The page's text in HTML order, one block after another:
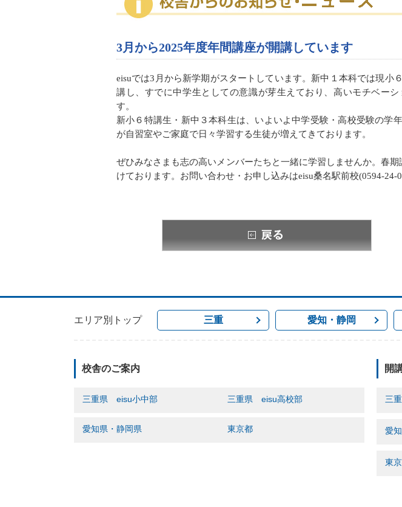
3月から2025年度年間講座が開講しています
eisuでは3月から新学期がスタートしています。新中１本科では現小
講し、すでに中学生としての意識が芽生えており、高いモチベー
す。
新小６特講生・新中３本科生は、いよいよ中学受験・高校受験の学
が自習室やご家庭で日々学習する生徒が増えてきております。
ぜひみなさまも志の高いメンバーたちと一緒に学習しませんか。春
けております。お問い合わせ・お申し込みはeisu桑名駅前校(0594-24-
エリア別トップ 三重 愛知・静岡
校舎のご案内
三重県 eisu小中部
桑名駅前校
三重県 eisu高校部
桑名中央町校
愛知県・静岡県 東京都
開
三
小
小
愛
オ
東